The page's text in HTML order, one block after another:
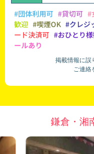
#団体利用可 #貸切可 #
歓迎 #喫煙OK #クレジ
ード決済可 #おひとり
ールあり
掲載情報に誤
ご連絡
鎌倉・湘